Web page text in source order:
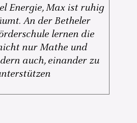
Energie, Max ist ruhig
An der Betheler
lernen die
nur Mathe und
auch, einander zu